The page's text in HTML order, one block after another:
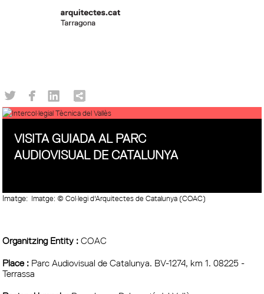
VISITA GUIADA AL PARC
AUDIOVISUAL DE CATALUNYA
Imatge: Imatge: © Col·legi d'Arquitectes de Catalunya (COAC)
Organitzing Entity :COAC
Place : Parc Audiovisual de Catalunya. BV-1274, km 1. 08225 -
Terrassa